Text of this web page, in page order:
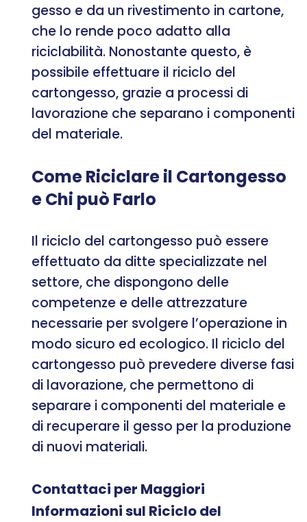
gesso e da un rivestimento in cartone,
che lo rende poco adatto alla
riciclabilità. Nonostante questo, è
possibile effettuare il riciclo del
cartongesso, grazie a processi di
lavorazione che separano i componenti
del materiale.
Come Riciclare il Cartongesso
e Chi può Farlo
Il riciclo del cartongesso può essere
effettuato da ditte specializzate nel
settore, che dispongono delle
competenze e delle attrezzature
necessarie per svolgere l’operazione in
modo sicuro ed ecologico. Il riciclo del
cartongesso può prevedere diverse fasi
di lavorazione, che permettono di
separare i componenti del materiale e
di recuperare il gesso per la produzione
di nuovi materiali.
Contattaci per Maggiori
Informazioni sul Riciclo del